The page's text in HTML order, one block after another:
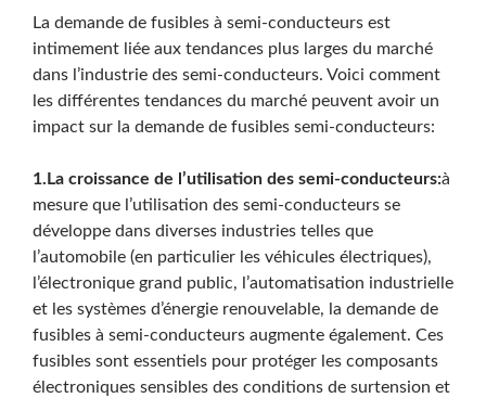
La demande de fusibles à semi-conducteurs est
intimement liée aux tendances plus larges du marché
dans l’industrie des semi-conducteurs. Voici comment
les différentes tendances du marché peuvent avoir un
impact sur la demande de fusibles semi-conducteurs:
1.La croissance de l’utilisation des semi-conducteurs:à
mesure que l’utilisation des semi-conducteurs se
développe dans diverses industries telles que
l’automobile (en particulier les véhicules électriques),
l’électronique grand public, l’automatisation industrielle
et les systèmes d’énergie renouvelable, la demande de
fusibles à semi-conducteurs augmente également. Ces
fusibles sont essentiels pour protéger les composants
électroniques sensibles des conditions de surtension et
Rechercher